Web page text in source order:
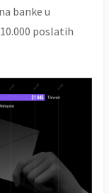
banke u
poslatih